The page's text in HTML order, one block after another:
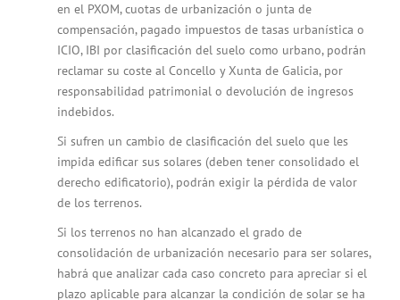
en el PXOM, cuotas de urbanización o junta de
compensación, pagado impuestos de tasas urbanística o
ICIO, IBI por clasificación del suelo como urbano, podrán
reclamar su coste al Concello y Xunta de Galicia, por
responsabilidad patrimonial o devolución de ingresos
indebidos.
Si sufren un cambio de clasificación del suelo que les
impida edificar sus solares (deben tener consolidado el
derecho edificatorio), podrán exigir la pérdida de valor
de los terrenos.
Si los terrenos no han alcanzado el grado de
consolidación de urbanización necesario para ser solares,
habrá que analizar cada caso concreto para apreciar si el
plazo aplicable para alcanzar la condición de solar se ha